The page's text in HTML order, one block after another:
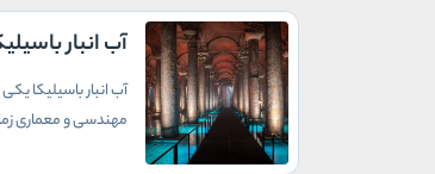
آب انبار
آب انبار باسیلیکا
مهندسی و معماری